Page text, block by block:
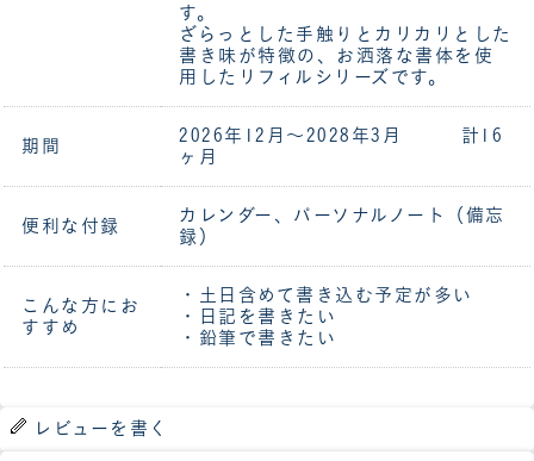
す。
ざらっとした手触りとカリカリとした
書き味が特徴の、お洒落な書体を使
用したリフィルシリーズです。
期間
2026年12月～2028年3月 計16
ヶ月
便利な付録
カレンダー、パーソナルノート（備忘
録）
こんな方にお
すすめ
・土日含めて書き込む予定が多い
・日記を書きたい
・鉛筆で書きたい
レビューを書く